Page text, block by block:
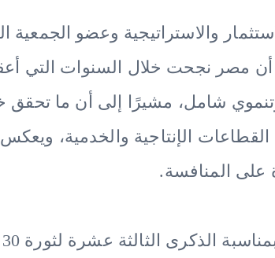
والاستراتيجية وعضو الجمعية
شامل، مشيرًا إلى أن ما تحقق
الإنتاجية والخدمية، ويعكس
على المنافسة.